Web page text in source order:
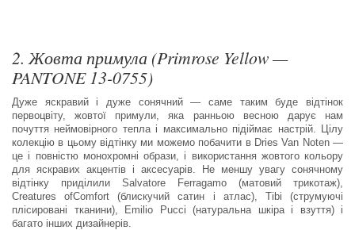
2. Жовта примула (Primrose Yellow —
PANTONE 13-0755)
Дуже яскравий і дуже сонячний — саме таким буде відтінок
первоцвіту, жовтої примули, яка ранньою весною дарує нам
почуття неймовірного тепла і максимально підіймає настрій. Цілу
колекцію в цьому відтінку ми можемо побачити в Dries Van Noten —
це і повністю монохромні образи, і використання жовтого кольору
для яскравих акцентів і аксесуарів. Не меншу увагу сонячному
відтінку приділили Salvatore Ferragamo (матовий трикотаж),
Creatures ofComfort (блискучий сатин і атлас), Tibi (струмуючі
плісировані тканини), Emilio Pucci (натуральна шкіра і взуття) і
багато інших дизайнерів.